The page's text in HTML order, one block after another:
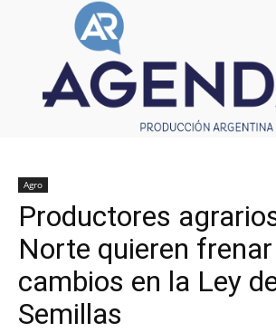
Agro
Productores
Norte quieren
cambios en la Ley
Semillas